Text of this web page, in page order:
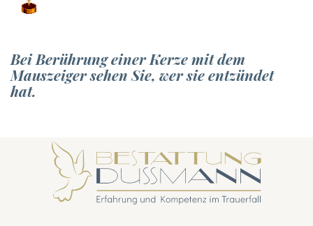
Bei Berührung einer Kerze mit dem
Mauszeiger sehen Sie, wer sie entzündet
hat.